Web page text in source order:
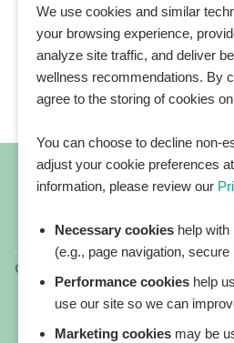
All blog
Copyright 2026 ©
All rights
a registered trademark of
Our website services,
informational purposes only.
We use cookies and similar
your browsing experience,
analyze site traffic, and deliver
wellness recommendations. By
agree to the storing of cookies
You can choose to decline non-
adjust your cookie preferences
information, please review our
Necessary cookies help
(e.g., page navigation, secure
Performance cookies help
use our site so we can
Marketing cookies may be